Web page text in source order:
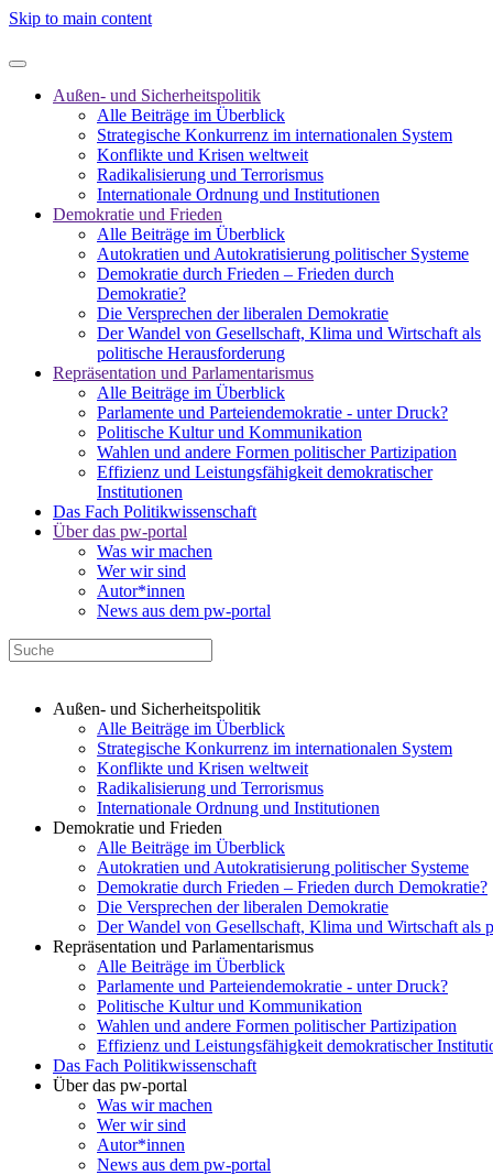
Skip to main content
Außen- und Sicherheitspolitik
Alle Beiträge im Überblick
Strategische Konkurrenz im internationalen System
Konflikte und Krisen weltweit
Radikalisierung und Terrorismus
Internationale Ordnung und Institutionen
Demokratie und Frieden
Alle Beiträge im Überblick
Autokratien und Autokratisierung politischer Systeme
Demokratie durch Frieden – Frieden durch
Demokratie?
Die Versprechen der liberalen Demokratie
Der Wandel von Gesellschaft, Klima und Wirtschaft als
politische Herausforderung
Repräsentation und Parlamentarismus
Alle Beiträge im Überblick
Parlamente und Parteiendemokratie - unter Druck?
Politische Kultur und Kommunikation
Wahlen und andere Formen politischer Partizipation
Effizienz und Leistungsfähigkeit demokratischer
Institutionen
Das Fach Politikwissenschaft
Über das pw-portal
Was wir machen
Wer wir sind
Autor*innen
News aus dem pw-portal
Außen- und Sicherheitspolitik
Alle Beiträge im Überblick
Strategische Konkurrenz im internationalen System
Konflikte und Krisen weltweit
Radikalisierung und Terrorismus
Internationale Ordnung und Institutionen
Demokratie und Frieden
Alle Beiträge im Überblick
Autokratien und Autokratisierung politischer Systeme
Demokratie durch Frieden – Frieden durch Demokratie?
Die Versprechen der liberalen Demokratie
Der Wandel von Gesellschaft, Klima und Wirtschaft als
Repräsentation und Parlamentarismus
Alle Beiträge im Überblick
Parlamente und Parteiendemokratie - unter Druck?
Politische Kultur und Kommunikation
Wahlen und andere Formen politischer Partizipation
Effizienz und Leistungsfähigkeit demokratischer
Das Fach Politikwissenschaft
Über das pw-portal
Was wir machen
Wer wir sind
Autor*innen
News aus dem pw-portal